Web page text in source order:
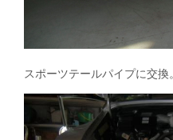
スポーツテールパイプに交換。